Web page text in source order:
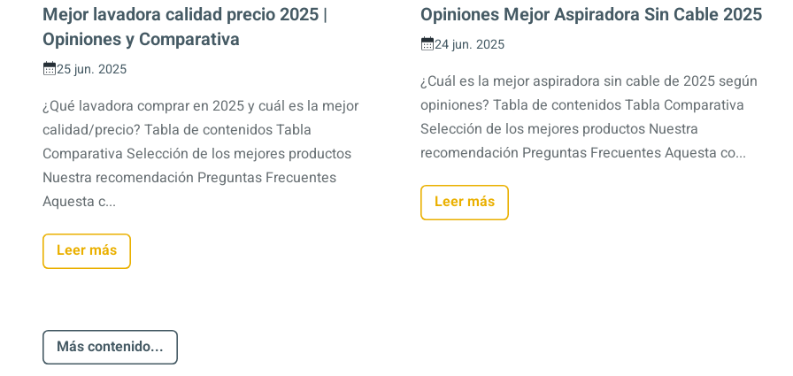
Mejor lavadora calidad precio 2025 |
Opiniones y Comparativa
25 jun. 2025
¿Qué lavadora comprar en 2025 y cuál es la mejor
calidad/precio? Tabla de contenidos Tabla
Comparativa Selección de los mejores productos
Nuestra recomendación Preguntas Frecuentes
Aquesta c...
Leer más
Opiniones Mejor Aspiradora Sin Cable 2025
24 jun. 2025
¿Cuál es la mejor aspiradora sin cable de 2025 según
opiniones? Tabla de contenidos Tabla Comparativa
Selección de los mejores productos Nuestra
recomendación Preguntas Frecuentes Aquesta co...
Leer más
Más contenido...